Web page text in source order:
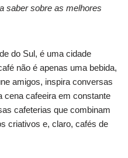
saber sobre as melhores
do Sul, é uma cidade
não é apenas uma bebida,
amigos, inspira conversas
cena cafeeira em constante
cafeterias que combinam
criativos e, claro, cafés de